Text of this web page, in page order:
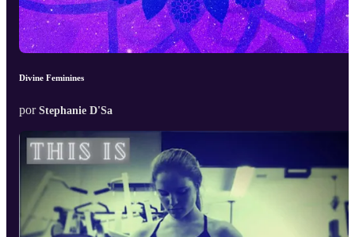
Divine Feminines
por Stephanie D'Sa